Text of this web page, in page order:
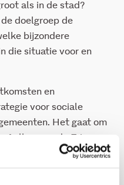
als in de stad?
doelgroep de
bijzondere
die situatie voor en
en
voor sociale
Het gaat om
Aalburg en de Friese
heeft in beide
en de opbrengsten